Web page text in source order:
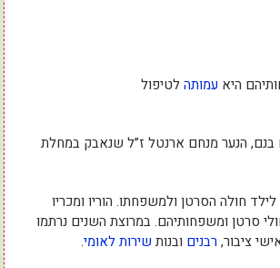
היאעמותהלטיפול
בנם, הנער מנחם ארנטל ז”ל שנאבק במחלת
חולה הסרטן ולמשפחתו. הוריו ומכריו
סרטן ומשפחותיהם. במרוצת השנים נרתמו
ציבור,רבנים ובנות שירות לאומי.